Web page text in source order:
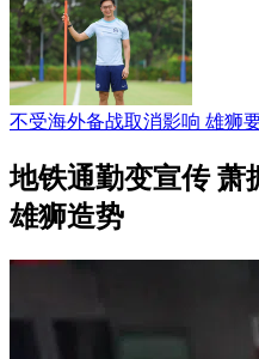
不受海外备战取消影响 雄狮
地铁通勤变宣传 萧
雄狮造势